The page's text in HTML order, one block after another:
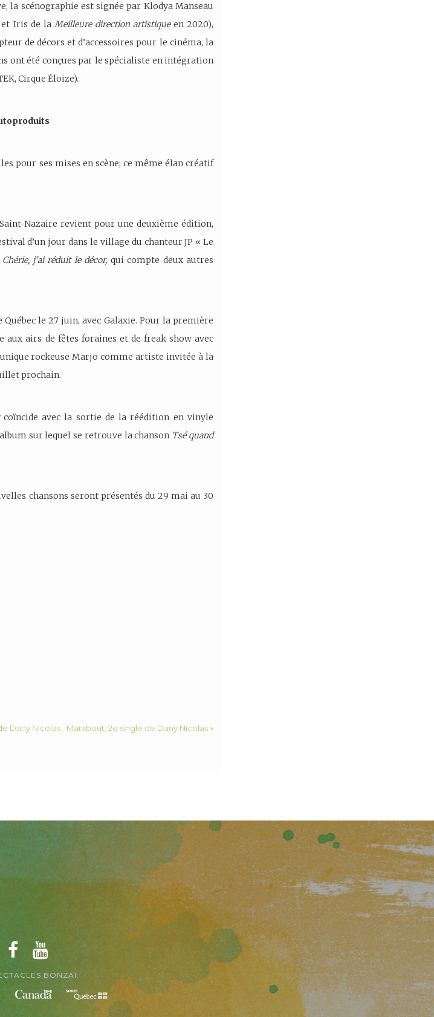
la scénographie est signée par Klodya Manseau
Iris de la Meilleure direction artistiqueen 2020),
de décors et d’accessoires pour le cinéma, la
ont été conçues par le spécialiste en intégration
Cirque Éloize).
pour ses mises en scène; ce même élan créatif
Nazaire revient pour une deuxième édition,
d’un jour dans le village du chanteur JP « Le
Chérie, j’ai réduit le décor, qui compte deux autres
Québec le 27 juin, avec Galaxie. Pour la première
aux airs de fêtes foraines et de freak show avec
rockeuse Marjo comme artiste invitée à la
prochain.
coïncide avec la sortie de la réédition en vinyle
sur lequel se retrouve la chanson Tsé quand
chansons seront présentés du 29 mai au 30
Dany Nicolas Marabout, 2e single de Dany Nicolas »
BONZAÏ.